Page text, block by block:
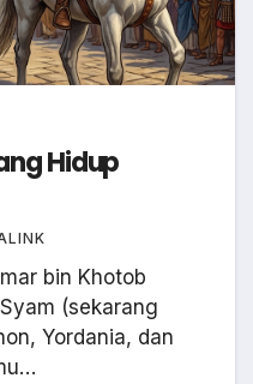
Hidup
bin Khotob
(sekarang
Yordania, dan